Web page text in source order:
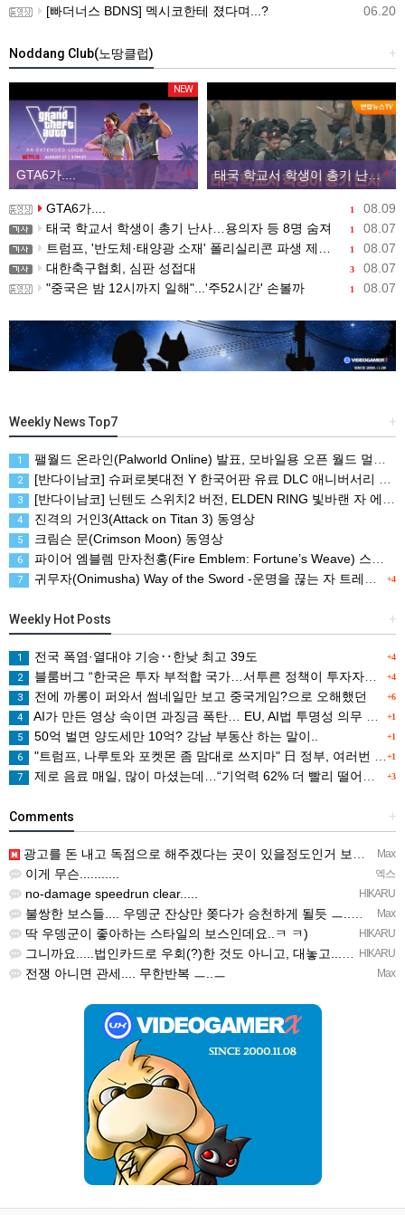
06.20
[빠더너스 BDNS] 멕시코한테 졌다며...?
+
Noddang Club(노땅클럽)
NEW
1
GTA6가.... 1
태국 학교서 학생이 총기 난사…용의자 등 8명 숨져
1 08.09
GTA6가....
1 08.07
태국 학교서 학생이 총기 난사…용의자 등 8명 숨져
1 08.07
트럼프, '반도체·태양광 소재' 폴리실리콘 파생 제품에 15% 관세...한국 기업도 영향
3 08.07
대한축구협회, 심판 성접대
1 08.07
"중국은 밤 12시까지 일해"...'주52시간' 손볼까
+
Weekly News Top7
1 팰월드 온라인(Palworld Online) 발표, 모바일용 오픈 월드 멀티플레이 생존 크래프트
2 [반다이남코] 슈퍼로봇대전 Y 한국어판 유료 DLC 애니버서리 확장팩, 8월 5일 판매 시작
3 [반다이남코] 닌텐도 스위치2 버전, ELDEN RING 빛바랜 자 에디션 패키지 예약 판매, 8월 5일 시작
4 진격의 거인3(Attack on Titan 3) 동영상
5 크림슨 문(Crimson Moon) 동영상
6 파이어 엠블렘 만자천홍(Fire Emblem: Fortune’s Weave) 스크린샷과 동영상(한국어 자막)
+4
7 귀무자(Onimusha) Way of the Sword -운명을 끊는 자 트레일러
+
Weekly Hot Posts
+4
1 전국 폭염·열대야 기승‥한낮 최고 39도
+4
2 블룸버그 “한국은 투자 부적합 국가…서투른 정책이 투자자에게 트라우마”
+6
3 전에 까롱이 퍼와서 썸네일만 보고 중국게임?으로 오해했던
+1
4 AI가 만든 영상 속이면 과징금 폭탄… EU, AI법 투명성 의무 본격 가동
+1
5 50억 벌면 양도세만 10억? 강남 부동산 하는 말이..
+1
6 "트럼프, 나루토와 포켓몬 좀 맘대로 쓰지마" 日 정부, 여러번 '공식 우려' 표명
+3
7 제로 음료 매일, 많이 마셨는데…“기억력 62% 더 빨리 떨어진다
+
Comments
Max
광고를 돈 내고 독점으로 해주겠다는 곳이 있을정도인거 보면 어마어마한 게임은 맞는듯 ㅡ..ㅡ... 여태까지 …
엑스
이게 무슨...........
HIKARU
no-damage speedrun clear.....
Max
불쌍한 보스들.... 우뎅군 잔상만 쫒다가 승천하게 될듯 ㅡ..ㅡy~
HIKARU
딱 우뎅군이 좋아하는 스타일의 보스인데요..ㅋ ㅋ)
HIKARU
그니까요.....법인카드로 우회(?)한 것도 아니고, 대놓고...ㅋ ㅋ)
Max
전쟁 아니면 관세.... 무한반복 ㅡ..ㅡ